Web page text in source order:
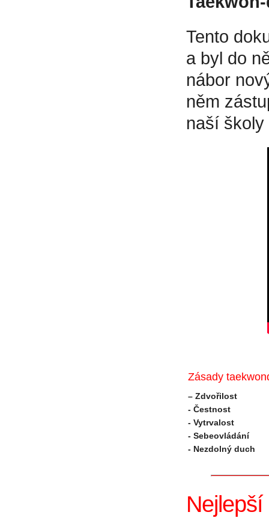
Tento
a byl do
nábor
něm
naší
Zásady
– Zdvořilost
- Čestnost
- Vytrvalost
- Sebeovládání
- Nezdolný duch